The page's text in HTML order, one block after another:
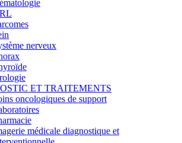
nerveux
ET TRAITEMENTS
oncologiques de support
médicale diagnostique et